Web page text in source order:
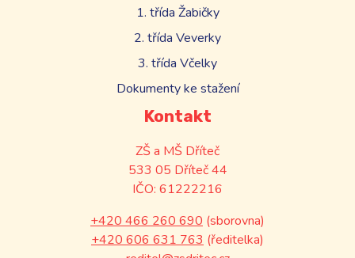
1. třída Žabičky
2. třída Veverky
3. třída Včelky
Dokumenty ke stažení
Kontakt
ZŠ a MŠ Dříteč
533 05 Dříteč 44
IČO: 61222216
+420 466 260 690 (sborovna)
+420 606 631 763 (ředitelka)